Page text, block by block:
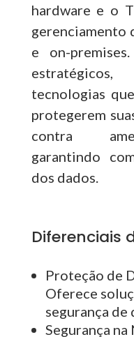
hardware e o
gerenciamento
e on-
tecnologias
protegerem
contra
garantindo
dos dados.
Diferenciais
Proteção de
Oferece
segurança de
Segurança na